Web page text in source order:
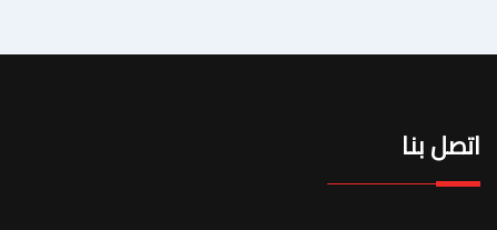
اتصل بنا